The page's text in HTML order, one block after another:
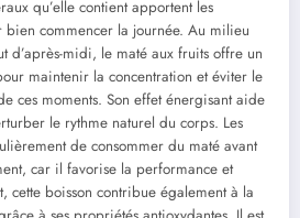
qu’elle contient apportent les
bien commencer la journée. Au milieu
d’après-midi, le maté aux fruits offre un
maintenir la concentration et éviter le
ces moments. Son effet énergisant aide
le rythme naturel du corps. Les
de consommer du maté avant
car il favorise la performance et
cette boisson contribue également à la